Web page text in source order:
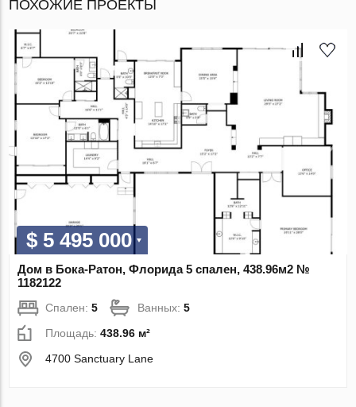
ПОХОЖИЕ ПРОЕКТЫ
$ 5 495 000
Дом в Бока-Ратон, Флорида 5 спален, 438.96м2 №
1182122
Спален:5 Ванных:5
Площадь:438.96 м²
4700 Sanctuary Lane